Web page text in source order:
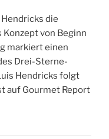
die
von Beginn
markiert einen
Drei-Sterne-
Hendricks folgt
auf Gourmet Report